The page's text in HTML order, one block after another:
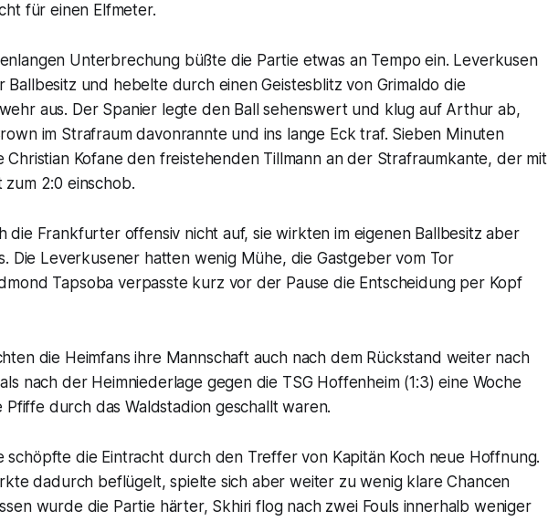
für einen Elfmeter.
Unterbrechung büßte die Partie etwas an Tempo ein. Leverkusen
Ballbesitz und hebelte durch einen Geistesblitz von Grimaldo die
aus. Der Spanier legte den Ball sehenswert und klug auf Arthur ab,
im Strafraum davonrannte und ins lange Eck traf. Sieben Minuten
Christian Kofane den freistehenden Tillmann an der Strafraumkante, der mit
2:0 einschob.
die Frankfurter offensiv nicht auf, sie wirkten im eigenen Ballbesitz aber
Die Leverkusener hatten wenig Mühe, die Gastgeber vom Tor
Tapsoba verpasste kurz vor der Pause die Entscheidung per Kopf
die Heimfans ihre Mannschaft auch nach dem Rückstand weiter nach
nach der Heimniederlage gegen die TSG Hoffenheim (1:3) eine Woche
Pfiffe durch das Waldstadion geschallt waren.
schöpfte die Eintracht durch den Treffer von Kapitän Koch neue Hoffnung.
dadurch beflügelt, spielte sich aber weiter zu wenig klare Chancen
wurde die Partie härter, Skhiri flog nach zwei Fouls innerhalb weniger